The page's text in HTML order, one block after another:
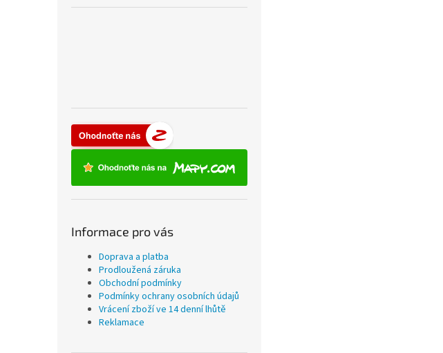
Informace pro vás
Doprava a platba
Prodloužená záruka
Obchodní podmínky
Podmínky ochrany osobních údajů
Vrácení zboží ve 14 denní lhůtě
Reklamace